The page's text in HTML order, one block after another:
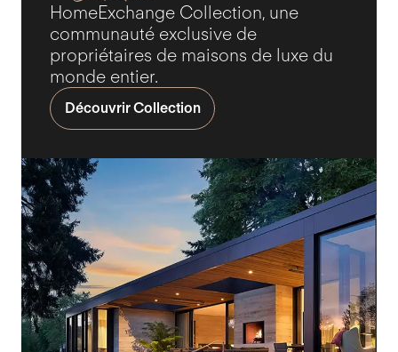
HomeExchange Collection, une
communauté exclusive de
propriétaires de maisons de luxe du
monde entier.
Découvrir Collection